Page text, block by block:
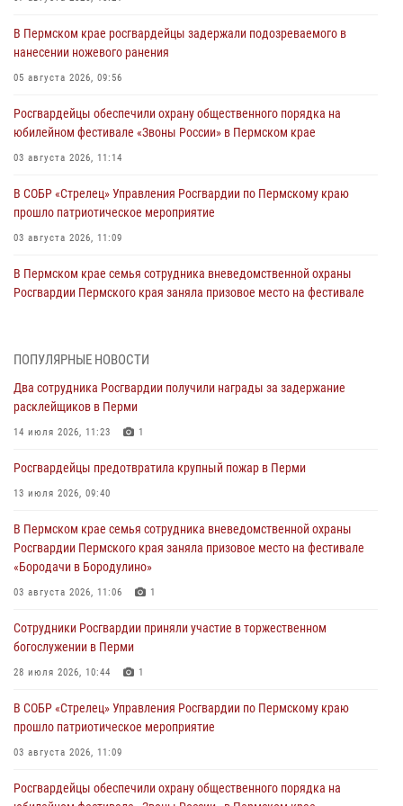
В Пермском крае росгвардейцы задержали подозреваемого в
нанесении ножевого ранения
05 августа 2026, 09:56
Росгвардейцы обеспечили охрану общественного порядка на
юбилейном фестивале «Звоны России» в Пермском крае
03 августа 2026, 11:14
В СОБР «Стрелец» Управления Росгвардии по Пермскому краю
прошло патриотическое мероприятие
03 августа 2026, 11:09
В Пермском крае семья сотрудника вневедомственной охраны
Росгвардии Пермского края заняла призовое место на фестивале
юных спортсменов
03 августа 2026, 10:59
30 июля 2026, 05:19
богослужении в Перми
28 июля 2026, 10:44
Росгвардейцы оказали силовую поддержку при задержании
28 июля 2026, 06:15
ПОПУЛЯРНЫЕ НОВОСТИ
Два сотрудника Росгвардии получили награды за задержание
расклейщиков в Перми
14 июля 2026, 11:23 1
Росгвардейцы предотвратила крупный пожар в Перми
13 июля 2026, 09:40
В Пермском крае семья сотрудника вневедомственной охраны
Росгвардии Пермского края заняла призовое место на фестивале
«Бородачи в Бородулино»
03 августа 2026, 11:06 1
Сотрудники Росгвардии приняли участие в торжественном
богослужении в Перми
28 июля 2026, 10:44 1
В СОБР «Стрелец» Управления Росгвардии по Пермскому краю
прошло патриотическое мероприятие
03 августа 2026, 11:09
Росгвардейцы обеспечили охрану общественного порядка на